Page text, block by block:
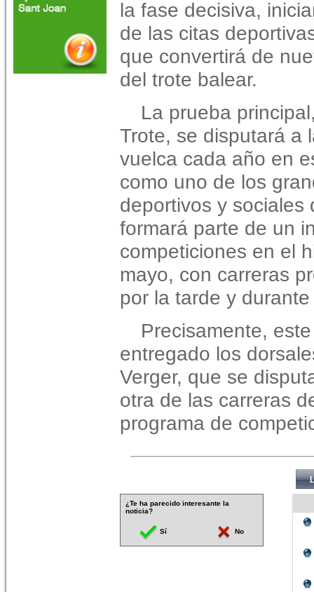
la fase decisiva,
de las citas
que convertirá de
del trote balear.
La prueba
Trote, se disputará a
vuelca cada año en
como uno de los
deportivos y sociales
formará parte de un
competiciones en el
mayo, con carreras
por la tarde y
Precisamente,
entregado los
Verger, que se
otra de las carreras
programa de
¿Te ha parecido interesante la
noticia?
Sí No